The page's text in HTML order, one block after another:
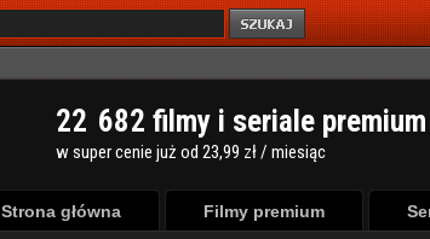
22 682 filmy i seriale
w super cenie już od 23,99 zł / miesiąc
Strona główna Filmy premium